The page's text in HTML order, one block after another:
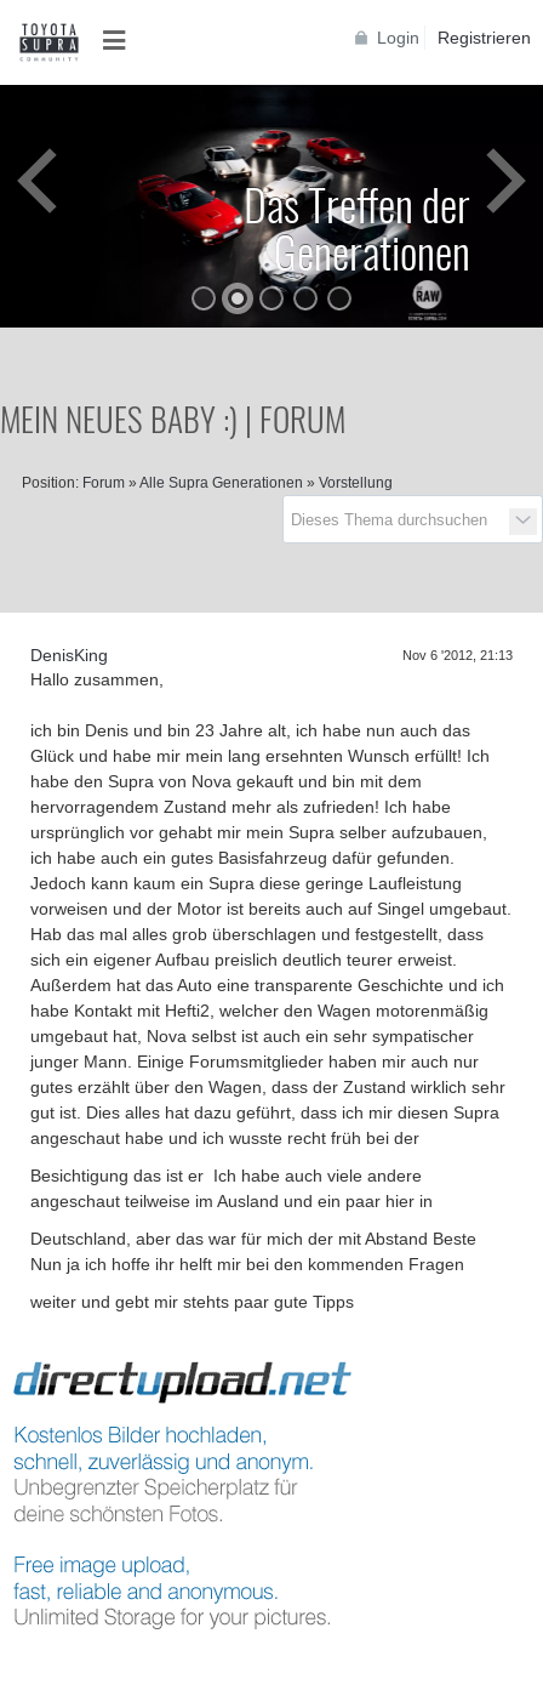
Login Registrieren
Das Treffen der
Generationen
MEIN NEUES BABY :) | FORUM
Position: Forum » Alle Supra Generationen » Vorstellung
DenisKing Nov 6 '2012, 21:13
Hallo zusammen,
ich bin Denis und bin 23 Jahre alt, ich habe nun auch das
Glück und habe mir mein lang ersehnten Wunsch erfüllt! Ich
habe den Supra von Nova gekauft und bin mit dem
hervorragendem Zustand mehr als zufrieden! Ich habe
ursprünglich vor gehabt mir mein Supra selber aufzubauen,
ich habe auch ein gutes Basisfahrzeug dafür gefunden.
Jedoch kann kaum ein Supra diese geringe Laufleistung
vorweisen und der Motor ist bereits auch auf Singel umgebaut.
Hab das mal alles grob überschlagen und festgestellt, dass
sich ein eigener Aufbau preislich deutlich teurer erweist.
Außerdem hat das Auto eine transparente Geschichte und ich
habe Kontakt mit Hefti2, welcher den Wagen motorenmäßig
umgebaut hat, Nova selbst ist auch ein sehr sympatischer
junger Mann. Einige Forumsmitglieder haben mir auch nur
gutes erzählt über den Wagen, dass der Zustand wirklich sehr
gut ist. Dies alles hat dazu geführt, dass ich mir diesen Supra
angeschaut habe und ich wusste recht früh bei der
Besichtigung das ist er Ich habe auch viele andere
angeschaut teilweise im Ausland und ein paar hier in
Deutschland, aber das war für mich der mit Abstand Beste
Nun ja ich hoffe ihr helft mir bei den kommenden Fragen
weiter und gebt mir stehts paar gute Tipps